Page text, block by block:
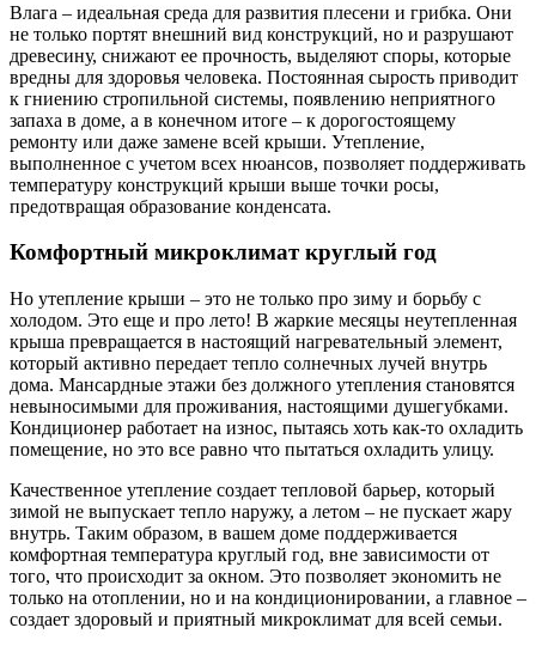
Влага – идеальная среда для развития плесени и грибка. Они
не только портят внешний вид конструкций, но и разрушают
древесину, снижают ее прочность, выделяют споры, которые
вредны для здоровья человека. Постоянная сырость приводит
к гниению стропильной системы, появлению неприятного
запаха в доме, а в конечном итоге – к дорогостоящему
ремонту или даже замене всей крыши. Утепление,
выполненное с учетом всех нюансов, позволяет поддерживать
температуру конструкций крыши выше точки росы,
предотвращая образование конденсата.
Комфортный микроклимат круглый год
Но утепление крыши – это не только про зиму и борьбу с
холодом. Это еще и про лето! В жаркие месяцы неутепленная
крыша превращается в настоящий нагревательный элемент,
который активно передает тепло солнечных лучей внутрь
дома. Мансардные этажи без должного утепления становятся
невыносимыми для проживания, настоящими душегубками.
Кондиционер работает на износ, пытаясь хоть как-то охладить
помещение, но это все равно что пытаться охладить улицу.
Качественное утепление создает тепловой барьер, который
зимой не выпускает тепло наружу, а летом – не пускает жару
внутрь. Таким образом, в вашем доме поддерживается
комфортная температура круглый год, вне зависимости от
того, что происходит за окном. Это позволяет экономить не
только на отоплении, но и на кондиционировании, а главное –
создает здоровый и приятный микроклимат для всей семьи.